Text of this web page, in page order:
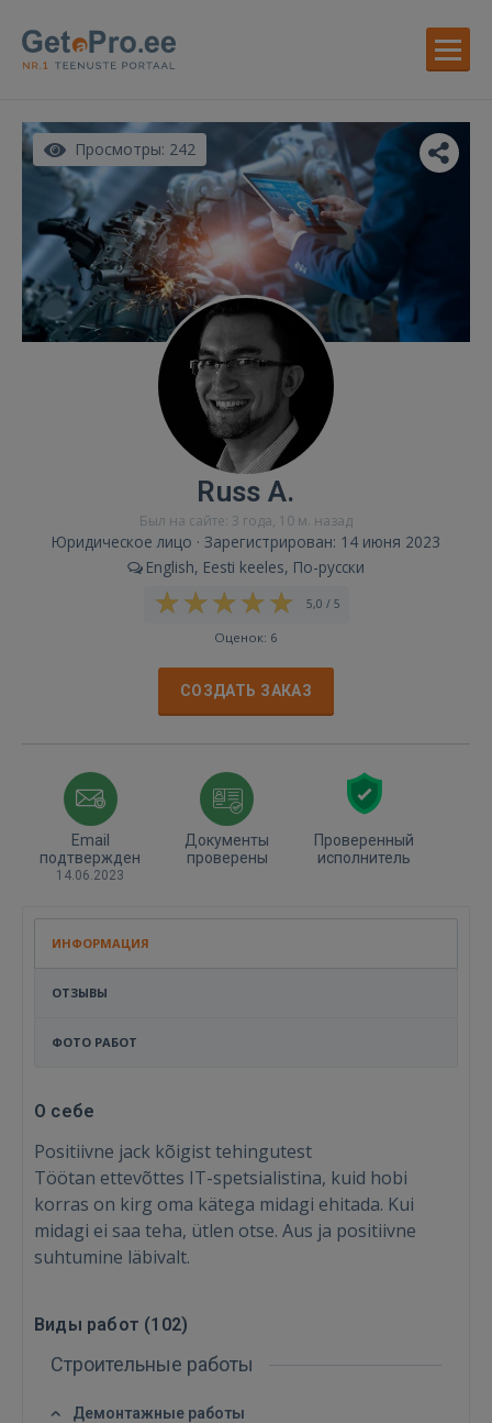
Просмотры: 242
Russ A.
Был на сайте: 3 года, 10 м. назад
Юридическое лицо · Зарегистрирован: 14 июня 2023
English, Eesti keeles, По-русски
5,0 / 5
Оценок: 6
СОЗДАТЬ ЗАКАЗ
Email
подтвержден
14.06.2023
Документы
проверены
Проверенный
исполнитель
ИНФОРМАЦИЯ
ОТЗЫВЫ
ФОТО РАБОТ
О себе
Positiivne jack kõigist tehingutest
Töötan ettevõttes IT-spetsialistina, kuid hobi
korras on kirg oma kätega midagi ehitada. Kui
midagi ei saa teha, ütlen otse. Aus ja positiivne
suhtumine läbivalt.
Виды работ (102)
Строительные работы
Демонтажные работы